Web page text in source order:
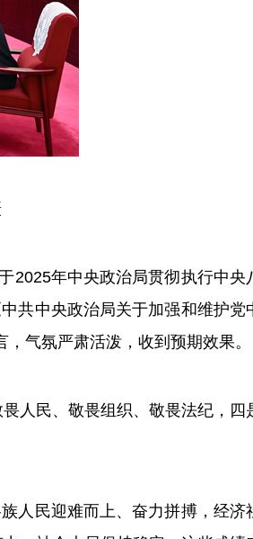
2025年中央政治局贯彻执行中央
共中央政治局关于加强和维护党
气氛严肃活泼，收到预期效果。
人民、敬畏组织、敬畏法纪，四
人民迎难而上、奋力拼搏，经济